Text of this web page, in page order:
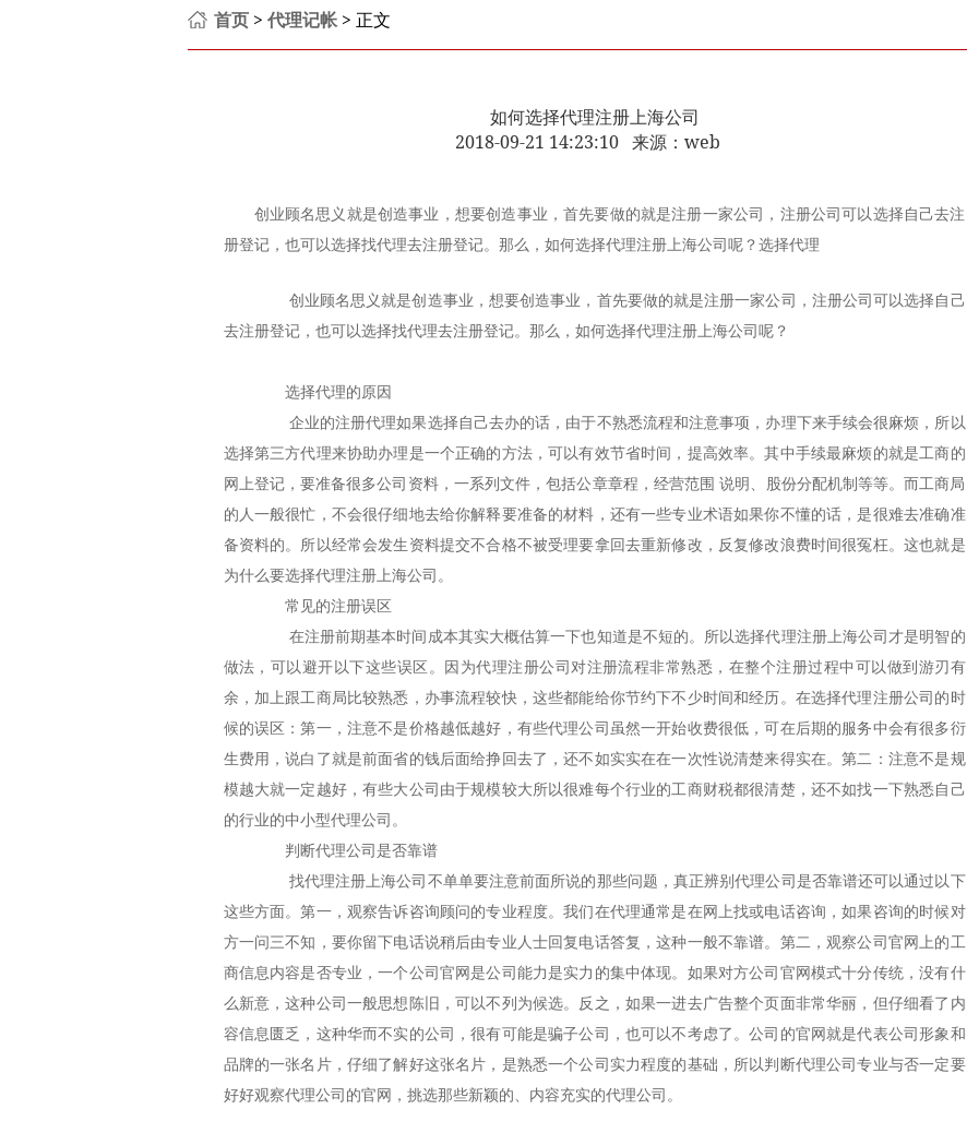
首页 > 代理记帐> 正文
如何选择代理注册上海公司
2018-09-21 14:23:10 来源：web
创业顾名思义就是创造事业，想要创造事业，首先要做的就是注册一家公司，注册公司可以选择自己去注
册登记，也可以选择找代理去注册登记。那么，如何选择代理注册上海公司呢？选择代理
创业顾名思义就是创造事业，想要创造事业，首先要做的就是注册一家公司， 注册公司可以选择自己
去注册登记，也可以选择找代理去注册登记。那么，如何选择代理注册上海公司呢？
选择代理的原因
企业的注册代理如果选择自己去办的话，由于不熟悉流程和注意事项，办理下来手续会很麻烦，所以
选择第三方代理来协助办理是一个正确的方法，可以有效节省时间，提高效率。其中手续最麻烦的就是工商的
网上登记，要准备很多公司资料，一系列文件，包括公章章程，经营范围 说明、股份分配机制等等。而工商局
的人一般很忙，不会很仔细地去给你解释要准备的材料，还有一些专业术语如果你不懂的话，是很难去准确准
备资料的。所以经常会发生资料提交不合格不被受理要拿回去重新修改，反复修改浪费时间很冤枉。这也就是
为什么要选择代理注册上海公司。
常见的注册误区
在注册前期基本时间成本其实大概估算一下也知道是不短的。所以选择代理注册上海公司才是明智的
做法，可以避开以下这些误区。因为代理注册公司对注册流程非常熟悉，在整个注册过程中可以做到游刃有
余，加上跟工商局比较熟悉，办事流程较快，这些都能给你节约下不少时间和经历。在选择代理注册公司的时
候的误区：第一，注意不是价格越低越好，有些代理公司虽然一开始收费很低，可在后期的服务中会有很多衍
生费用，说白了就是前面省的钱后面给挣回去了，还不如实实在在一次性说清楚来得实在。第二：注意不是规
模越大就一定越好，有些大公司由于规模较大所以很难每个行业的工商财税都很清楚，还不如找一下熟悉自己
的行业的中小型代理公司。
判断代理公司是否靠谱
找代理注册上海公司不单单要注意前面所说的那些问题，真正辨别代理公司是否靠谱还可以通过以下
这些方面。第一，观察告诉咨询顾问的专业程度。我们在代理通常是在网上找或电话咨询，如果咨询的时候对
方一问三不知，要你留下电话说稍后由专业人士回复电话答复，这种一般不靠谱。第二，观察公司官网上的工
商信息内容是否专业，一个公司官网是公司能力是实力的集中体现。如果对方公司官网模式十分传统，没有什
么新意，这种公司一般思想陈旧，可以不列为候选。反之，如果一进去广告整个页面非常华丽，但仔细看了内
容信息匮乏，这种华而不实的公司，很有可能是骗子公司，也可以不考虑了。公司的官网就是代表公司形象和
品牌的一张名片，仔细了解好这张名片，是熟悉一个公司实力程度的基础，所以判断代理公司专业与否一定要
好好观察代理公司的官网，挑选那些新颖的、内容充实的代理公司。